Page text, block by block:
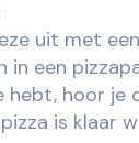
uit met
in een
hebt, hoor
is klaar